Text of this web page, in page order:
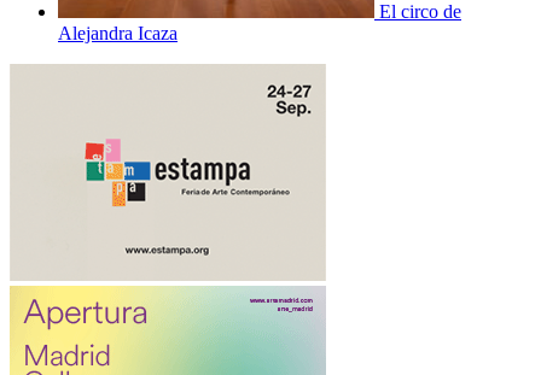
El circo de
Alejandra Icaza